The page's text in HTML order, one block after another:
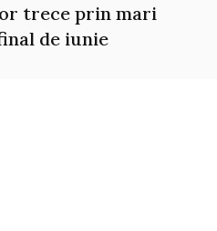
trece prin mari
de iunie